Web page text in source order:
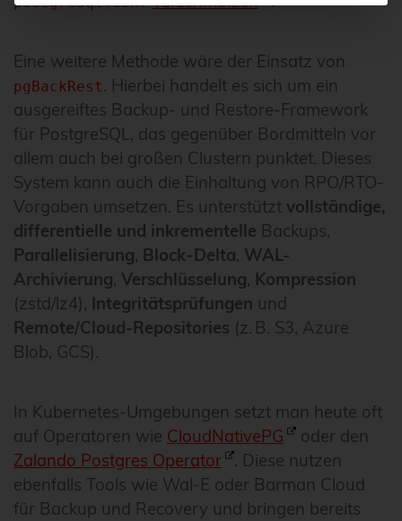
Eine weitere Methode wäre der Einsatz von
pgBackRest. Hierbei handelt es sich um ein
ausgereiftes Backup- und Restore-Framework
für PostgreSQL, das gegenüber Bordmitteln vor
allem auch bei großen Clustern punktet. Dieses
System kann auch die Einhaltung von RPO/RTO-
Vorgaben umsetzen. Es unterstützt vollständige,
differentielle und inkrementelle Backups,
Parallelisierung, Block‑Delta, WAL-
Archivierung, Verschlüsselung, Kompression
(zstd/lz4), Integritätsprüfungen und
Remote/Cloud-Repositories (z. B. S3, Azure
Blob, GCS).
In Kubernetes-Umgebungen setzt man heute oft
auf Operatoren wie CloudNativePG
oder den
Zalando Postgres Operator
. Diese nutzen
ebenfalls Tools wie Wal-E oder Barman Cloud
für Backup und Recovery und bringen bereits